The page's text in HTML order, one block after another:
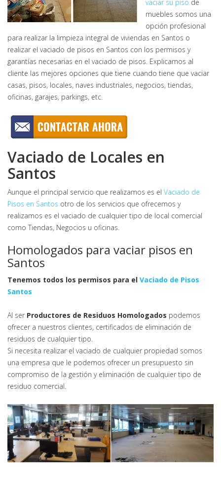
vaciar su piso de
muebles somos una
opción profesional
para realizar la limpieza integral de viviendas en Santos o
realizar el vaciado de pisos en Santos con los permisos y
garantías necesarias en el vaciado de pisos. Explicamos al
cliente las mejores opciones que tiene cuando tiene que vaciar
casas, pisos, locales, naves industriales, negocios, tiendas,
oficinas, garajes, parkings, etc.
Vaciado de Locales en
Santos
Aunque el principal servicio que realizamos es el Vaciado de
Pisos en Santos otro de los servicios que ofrecemos y
realizamos es el vaciado de cualquier tipo de local comercial
como Tiendas, Negocios u oficinas.
Homologados para vaciar pisos en
Santos
Tenemos todos los permisos para el Vaciado de Pisos
Santos
Al ser Productores de Residuos Homologados podemos
ofrecer a nuestros clientes, certificados de eliminación de
residuos de cualquier tipo.
Si necesita realizar el vaciado de cualquier propiedad somos
una empresa que le podemos ofrecer un presupuesto sin
compromiso de la gestión y eliminación de cualquier tipo de
residuo comercial.